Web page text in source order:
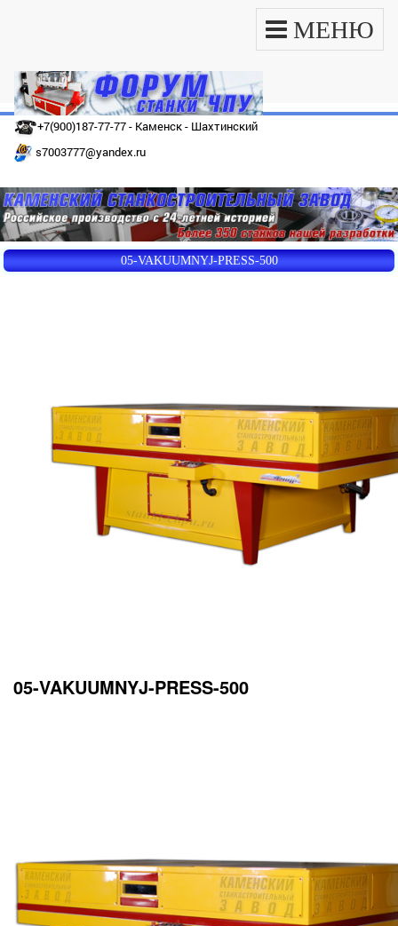
МЕНЮ
+7(900)187-77-77 - Каменск - Шахтинский
s7003777@yandex.ru
05-VAKUUMNYJ-PRESS-500
05-VAKUUMNYJ-PRESS-500